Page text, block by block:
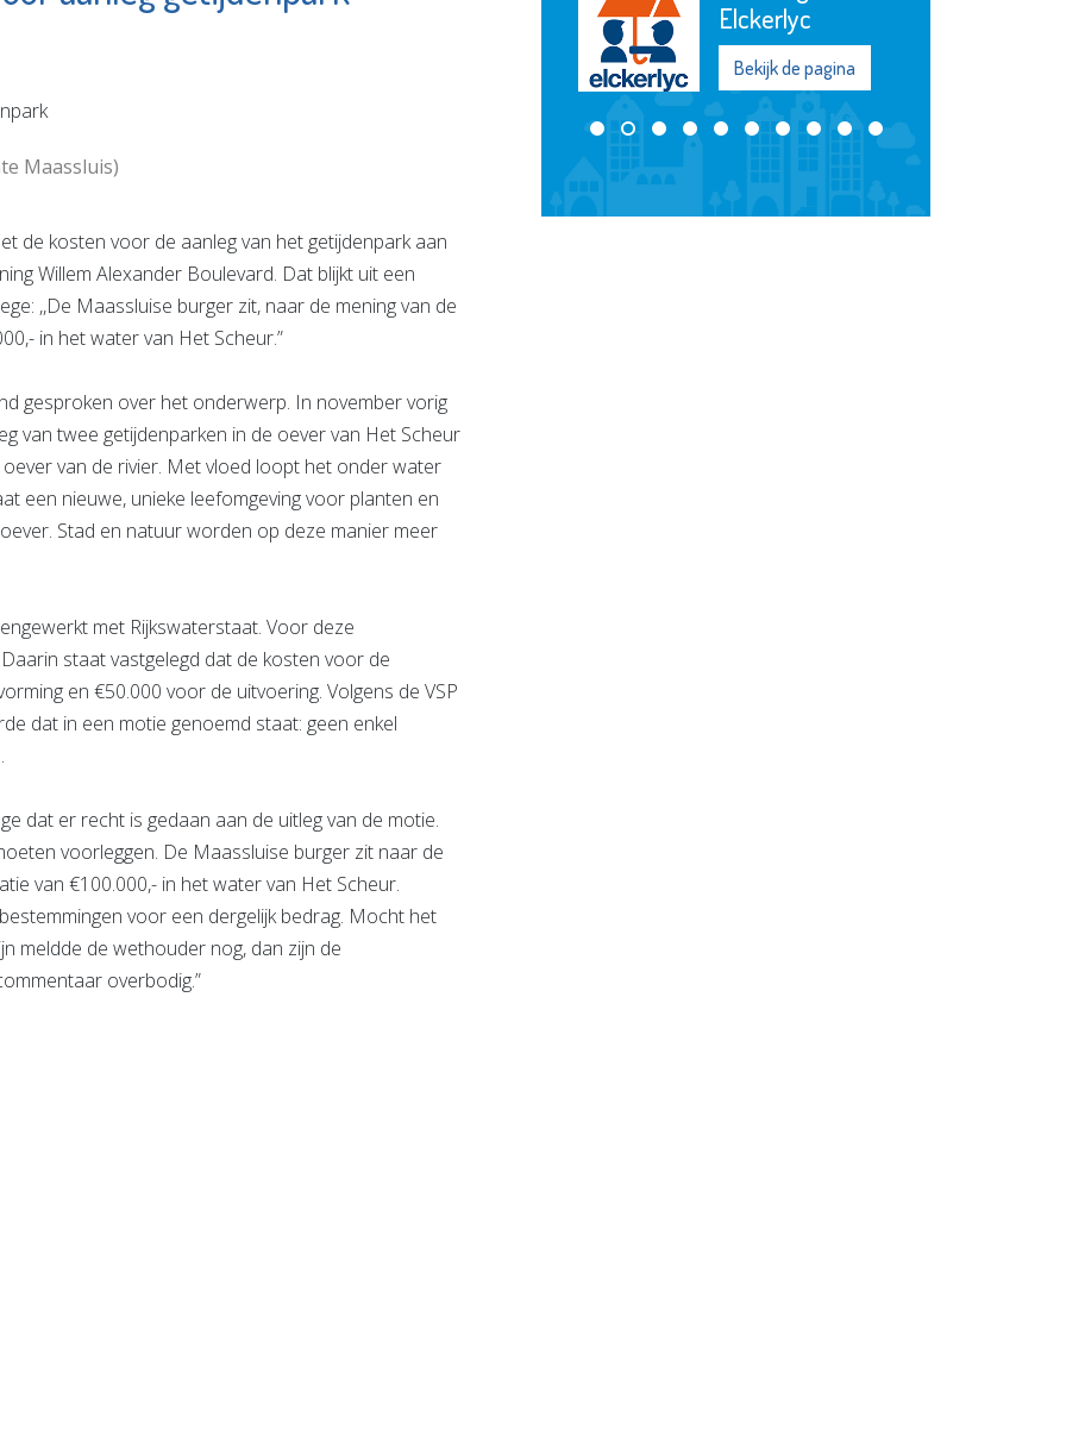
Maassluis)
de kosten voor de aanleg van het getijdenpark aan
Willem Alexander Boulevard. Dat blijkt uit een
,,De Maassluise burger zit, naar de mening van de
in het water van Het Scheur.”
gesproken over het onderwerp. In november vorig
van twee getijdenparken in de oever van Het Scheur
van de rivier. Met vloed loopt het onder water
een nieuwe, unieke leefomgeving voor planten en
Stad en natuur worden op deze manier meer
met Rijkswaterstaat. Voor deze
staat vastgelegd dat de kosten voor de
en €50.000 voor de uitvoering. Volgens de VSP
dat in een motie genoemd staat: geen enkel
dat er recht is gedaan aan de uitleg van de motie.
voorleggen. De Maassluise burger zit naar de
van €100.000,- in het water van Het Scheur.
voor een dergelijk bedrag. Mocht het
meldde de wethouder nog, dan zijn de
overbodig.”
Elckerlyc
Bekijk de pagina